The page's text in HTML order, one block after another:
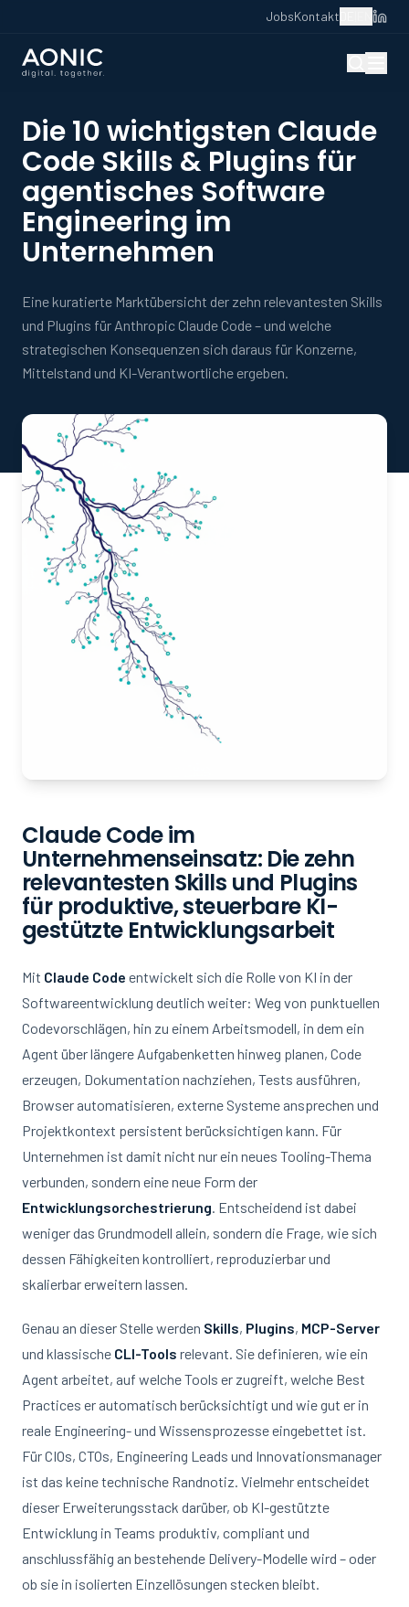
JobsKontakt
Die 10 wichtigsten Claude
Code Skills & Plugins für
agentisches Software
Engineering im
Unternehmen
Eine kuratierte Marktübersicht der zehn relevantesten Skills
und Plugins für Anthropic Claude Code – und welche
strategischen Konsequenzen sich daraus für Konzerne,
Mittelstand und KI-Verantwortliche ergeben.
Claude Code im
Unternehmenseinsatz: Die zehn
relevantesten Skills und Plugins
für produktive, steuerbare KI-
gestützte Entwicklungsarbeit
Mit Claude Code entwickelt sich die Rolle von KI in der
Softwareentwicklung deutlich weiter: Weg von punktuellen
Codevorschlägen, hin zu einem Arbeitsmodell, in dem ein
Agent über längere Aufgabenketten hinweg planen, Code
erzeugen, Dokumentation nachziehen, Tests ausführen,
Browser automatisieren, externe Systeme ansprechen und
Projektkontext persistent berücksichtigen kann. Für
Unternehmen ist damit nicht nur ein neues Tooling-Thema
verbunden, sondern eine neue Form der
Entwicklungsorchestrierung. Entscheidend ist dabei
weniger das Grundmodell allein, sondern die Frage, wie sich
dessen Fähigkeiten kontrolliert, reproduzierbar und
skalierbar erweitern lassen.
Genau an dieser Stelle werden Skills, Plugins, MCP-Server
und klassische CLI-Tools relevant. Sie definieren, wie ein
Agent arbeitet, auf welche Tools er zugreift, welche Best
Practices er automatisch berücksichtigt und wie gut er in
reale Engineering- und Wissensprozesse eingebettet ist.
Für CIOs, CTOs, Engineering Leads und Innovationsmanager
ist das keine technische Randnotiz. Vielmehr entscheidet
dieser Erweiterungsstack darüber, ob KI-gestützte
Entwicklung in Teams produktiv, compliant und
anschlussfähig an bestehende Delivery-Modelle wird – oder
ob sie in isolierten Einzellösungen stecken bleibt.